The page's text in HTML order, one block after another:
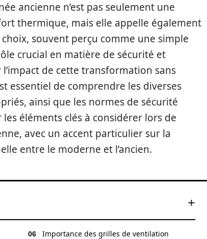
ancienne n’est pas seulement une
thermique, mais elle appelle également
choix, souvent perçu comme une simple
crucial en matière de sécurité et
de cette transformation sans
essentiel de comprendre les diverses
ainsi que les normes de sécurité
éléments clés à considérer lors de
avec un accent particulier sur la
entre le moderne et l’ancien.
Importance des grilles de ventilation